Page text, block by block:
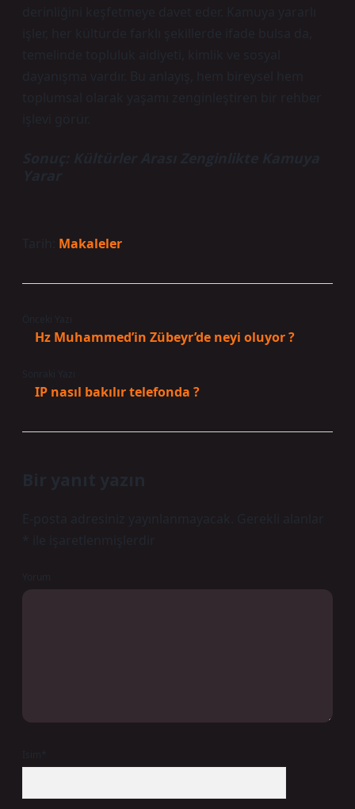
derinliğini keşfetmeye davet eder. Kamuya yararlı
işler, her kültürde farklı şekillerde ifade bulsa da,
temelinde topluluk aidiyeti,
ve sosyal
dayanışma vardır. Bu anlayış, hem bireysel hem
toplumsal olarak yaşamı zenginleştiren bir rehber
işlevi görür.
Sonuç: Kültürler Arası Zenginlikte Kamuya
Yarar
Tarih: Makaleler
Hz Muhammed’in Zübeyr’de neyi oluyor ?
IP nasıl bakılır telefonda ?
Bir yanıt yazın
E-posta adresiniz yayınlanmayacak.
Gerekli alanlar
ile işaretlenmişlerdir